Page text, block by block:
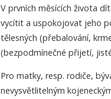
V prvních měsících života
vycítit a uspokojovat jeho
tělesných (přebalování,
(bezpodmínečné přijetí,
Pro matky, resp. rodiče,
nevysvětlitelným